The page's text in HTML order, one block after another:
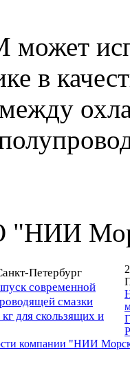
в
между
"НИИ
Петербург
современной
смазки
для скользящих и
компaнии "НИИ